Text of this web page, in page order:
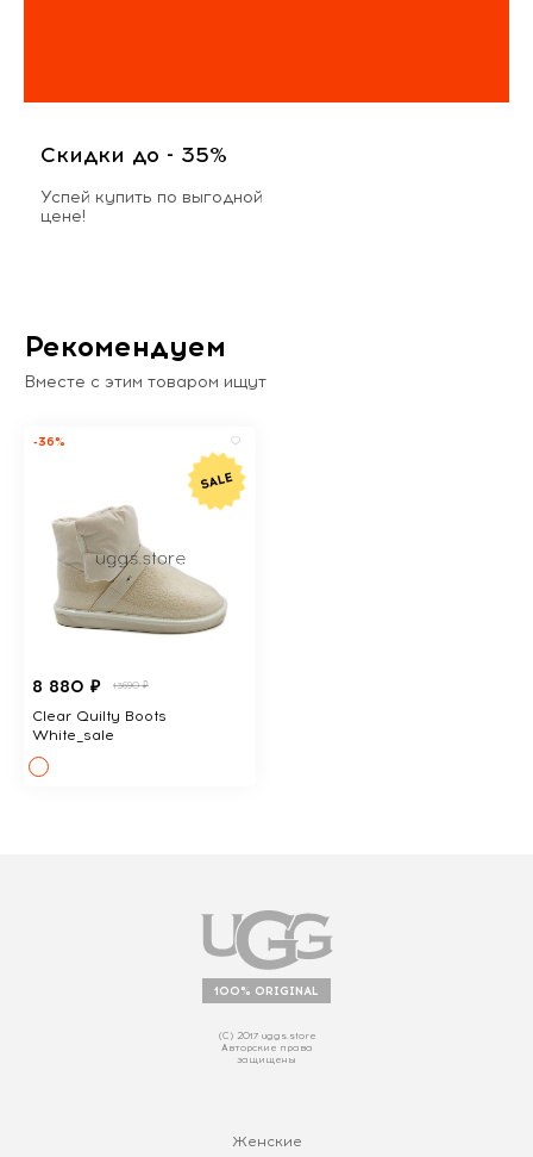
Скидки до - 35%
Успей купить по выгодной
цене!
Рекомендуем
Вместе с этим товаром ищут
-36%
8 880 ₽ 13690 ₽
Clear Quilty Boots
White_sale
100% ORIGINAL
(С) 2017 uggs.store
Авторские права
защищены
Женские